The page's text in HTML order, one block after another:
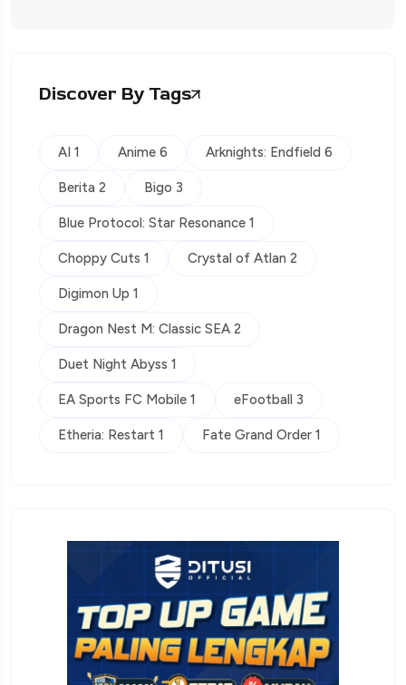
Discover By Tags
AI 1 Anime 6 Arknights: Endfield 6
Berita 2 Bigo 3
Blue Protocol: Star Resonance 1
Choppy Cuts 1 Crystal of Atlan 2
Digimon Up 1
Dragon Nest M: Classic SEA 2
Duet Night Abyss 1
EA Sports FC Mobile 1 eFootball 3
Etheria: Restart 1 Fate Grand Order 1